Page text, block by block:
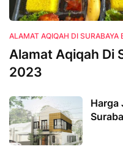
ALAMAT AQIQAH DI
Alamat Aqiqah Di
2023
Harga